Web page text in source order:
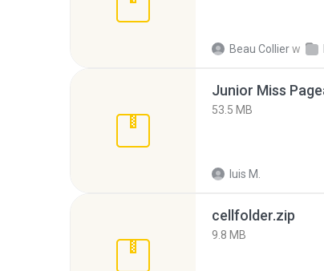
Beau Collierw
53.5 MB
luis M.
cellfolder.zip
9.8 MB